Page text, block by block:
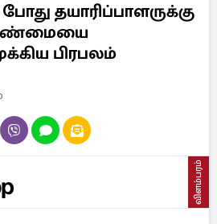
தயாரிப்பாளருக்கு
பிரபலம்
விளம்பரம்